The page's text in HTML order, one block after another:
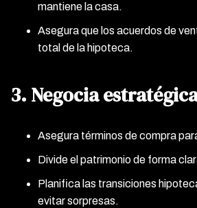
mantiene la casa.
Asegura que los acuerdos de
total de la hipoteca.
3. Negocia
Asegura términos de compra
Divide el patrimonio de forma
Planifica las transiciones
evitar sorpresas.